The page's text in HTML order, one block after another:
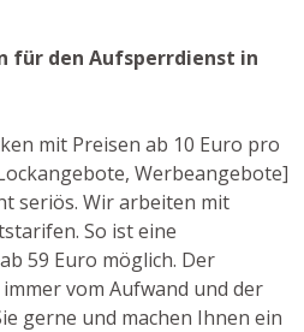
für den Aufsperrdienst in
mit Preisen ab 10 Euro pro
Werbeangebote]
seriös. Wir arbeiten mit
So ist eine
59 Euro möglich. Der
vom Aufwand und der
gerne und machen Ihnen ein